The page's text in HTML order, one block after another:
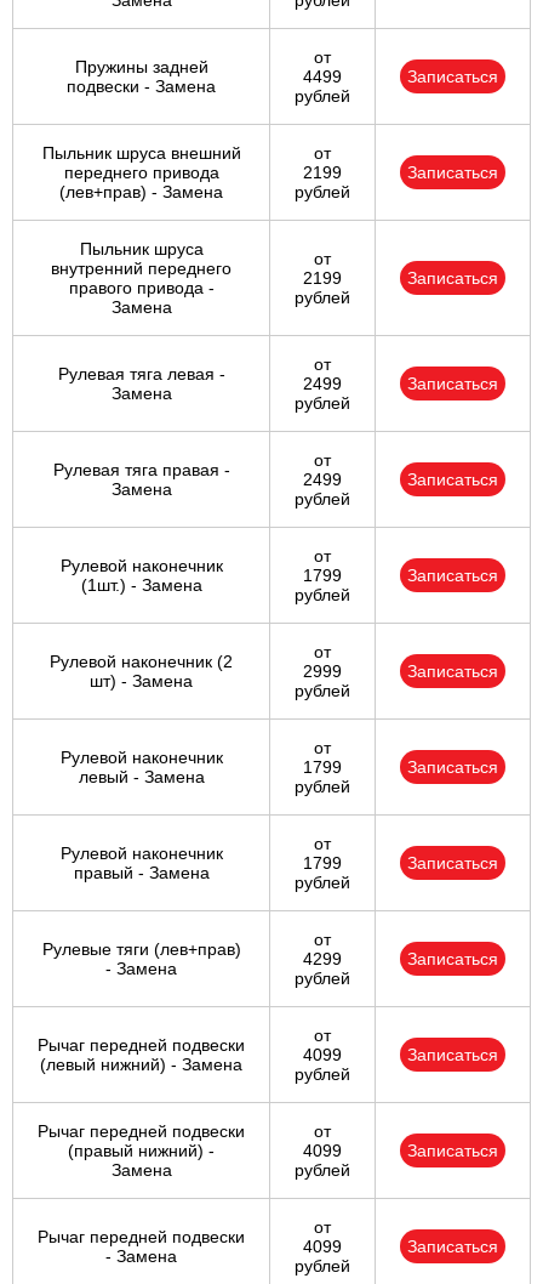
Пружины задней
подвески - Замена
от
4499
рублей
Записаться
Пыльник шруса внешний
переднего привода
(лев+прав) - Замена
от
2199
рублей
Записаться
Пыльник шруса
внутренний переднего
правого привода -
Замена
от
2199
рублей
Записаться
Рулевая тяга левая -
Замена
от
2499
рублей
Записаться
Рулевая тяга правая -
Замена
от
2499
рублей
Записаться
Рулевой наконечник
(1шт.) - Замена
от
1799
рублей
Записаться
Рулевой наконечник (2
шт) - Замена
от
2999
рублей
Записаться
Рулевой наконечник
левый - Замена
от
1799
рублей
Записаться
Рулевой наконечник
правый - Замена
от
1799
рублей
Записаться
Рулевые тяги (лев+прав)
- Замена
от
4299
рублей
Записаться
Рычаг передней подвески
(левый нижний) - Замена
от
4099
рублей
Записаться
Рычаг передней подвески
(правый нижний) -
Замена
от
4099
рублей
Записаться
Рычаг передней подвески
- Замена
от
4099
рублей
Записаться